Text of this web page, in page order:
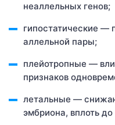
неаллельных генов;
гипостатические —
аллельной пары;
плейотропные —
признаков
летальные —
эмбриона, вплоть до